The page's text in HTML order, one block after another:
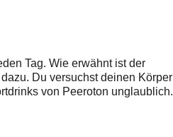
Tag. Wie erwähnt ist der
Du versuchst deinen Körper
von Peeroton unglaublich.